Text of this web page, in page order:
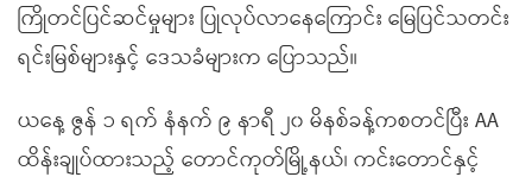
ကြိုတင်ပြင်ဆင်မှုများ ပြုလုပ်လာနေကြောင်း မြေပြင်သတင်း
ရင်းမြစ်များနှင့် ဒေသခံများက ပြောသည်။
ယနေ့ ဇွန် ၁ ရက် နံနက် ၉ နာရီ ၂၀ မိနစ်ခန့်ကစတင်ပြီး AA
ထိန်းချုပ်ထားသည့် တောင်ကုတ်မြို့နယ်၊ ကင်းတောင်နှင့်